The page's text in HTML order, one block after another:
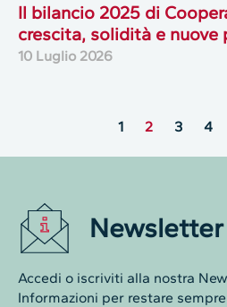
Il bilancio 2025 di
crescita, solidità e nuove
10 Luglio 2026
1 2 3 4
Newsletter
Accedi o iscriviti alla nostra
Informazioni per restare